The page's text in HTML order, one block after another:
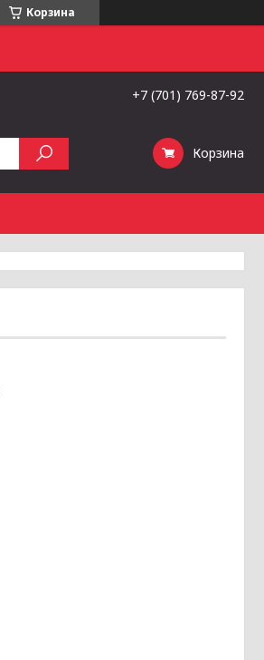
Корзина
+7 (701) 769-87-92
Корзина